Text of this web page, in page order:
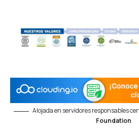
Alojada en servidores responsables
Foundation